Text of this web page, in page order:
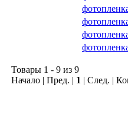
Товары 1 - 9 из 9
Начало | Пред. | 1 | След. |